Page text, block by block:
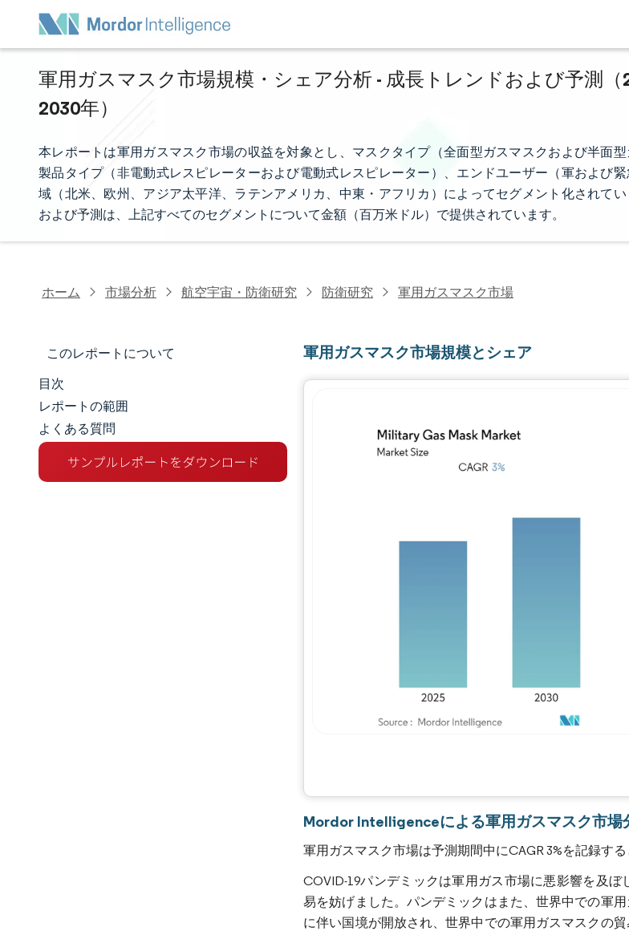
軍用ガスマスク市場規模・シェア分析 - 成長トレンドおよび予測（
2030年）
本レポートは軍用ガスマスク市場の収益を対象とし、マスクタイプ（全面型ガスマスクおよび半面型
製品タイプ（非電動式レスピレーターおよび電動式レスピレーター）、エンドユーザー（軍および
域（北米、欧州、アジア太平洋、ラテンアメリカ、中東・アフリカ）によってセグメント化されて
および予測は、上記すべてのセグメントについて金額（百万米ドル）で提供されています。
ホーム 市場分析 航空宇宙・防衛研究 防衛研究 軍用ガスマスク市場
このレポートについて
マーケットスナップショット
市場概要
主な市場動向
目次
レポートの範囲
よくある質問
軍用ガスマスク市場規模とシェア
Mordor Intelligenceによる軍用ガスマスク市場
軍用ガスマスク市場は予測期間中にCAGR 3%を記録する
COVID-19パンデミックは軍用ガス市場に悪影響を及
易を妨げました。パンデミックはまた、世界中での軍
に伴い国境が開放され、世界中での軍用ガスマスクの